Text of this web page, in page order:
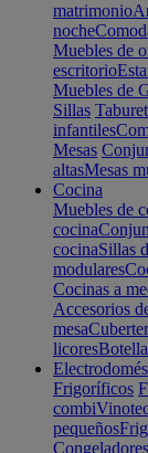
matrimonio
noche
Muebles de
escritorio
Muebles de
Sillas
infantiles
Mesas
altasMesas
Cocina
Muebles de
cocina
cocinaSillas
modulares
Cocinas a
Accesorios
mesa
licores
Frigoríficos
combi
pequeños
Congeladores